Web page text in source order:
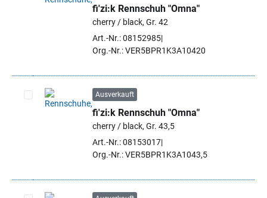
Artikel auswählen
fi'zi:k Rennschuh "Omna"
cherry / black, Gr. 42
Art.-Nr.: 08152985
Org.-Nr.: VER5BPR1K3A10420
Artikel auswählen
Ausverkauft
fi'zi:k Rennschuh "Omna"
cherry / black, Gr. 43,5
Art.-Nr.: 08153017
Org.-Nr.: VER5BPR1K3A1043,5